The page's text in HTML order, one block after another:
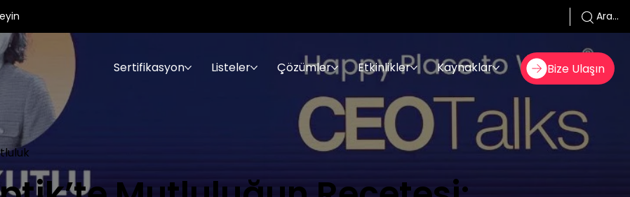
Sertifikasyon Listeler Çözümler Etkinlikler Kaynaklar Bize Ulaşın
Ara...